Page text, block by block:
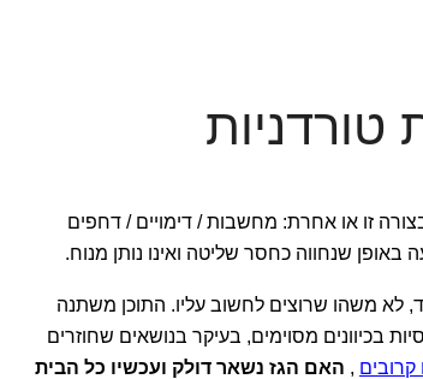
זו או אחרת: מחשבות / דימויים / דחפים
באופן שנחווה כחסר שליטה ואינו נותן מנוח.
לא משהו שרוצים לחשוב עליו. התוכן משתנה
בכיוונים מסוימים, בעיקר בנושאים שחוזרים
קרובים , האם הגז נשאר דולק ועכשיו כל הבית